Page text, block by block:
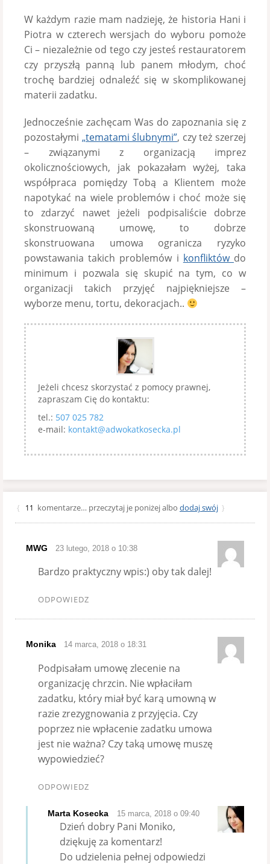
W każdym razie mam nadzieję, że historia Hani i
Piotra w czterech wersjach do wyboru pomoże
Ci – niezależnie od tego czy jesteś restauratorem
czy przyszłą panną lub panem młodym, choć
trochę bardziej odnaleźć się w skomplikowanej
materii zadatku.
Jednocześnie zachęcam Was do zapoznania się z
pozostałymi „tematami ślubnymi”, czy też szerzej
– związanymi z organizacją imprez
okolicznościowych, jak pokazałam wyżej, taka
współpraca pomiędzy Tobą a Klientem może
napotykać na wiele problemów i choć może się
to zdarzyć nawet jeżeli podpisaliście dobrze
skonstruowaną umowę, to dobrze
skonstruowana umowa ogranicza ryzyko
powstawania takich problemów i konfliktów do
minimum i pozwala się skupić na tym, co w
organizacji takich przyjęć najpiękniejsze –
wyborze menu, tortu, dekoracjach..
Jeżeli chcesz skorzystać z pomocy prawnej,
zapraszam Cię do kontaktu:
tel.: 507 025 782
e-mail: kontakt@adwokatkosecka.pl
{ 11 komentarze… przeczytaj je poniżej albo dodaj swój }
MWG 23 lutego, 2018 o 10:38
Bardzo praktyczny wpis:) oby tak dalej!
ODPOWIEDZ
Monika 14 marca, 2018 o 18:31
Podpisałam umowę zlecenie na
organizację chrzcin. Nie wpłaciłam
zadatku, który miał być karą umowną w
razie zrezygnowania z przyjęcia. Czy
poprzez nie wpłacenie zadatku umowa
jest nie ważna? Czy taką umowę muszę
wypowiedzieć?
ODPOWIEDZ
Marta Kosecka 15 marca, 2018 o 09:40
Dzień dobry Pani Moniko,
dziękuję za komentarz!
Do udzielenia pełnej odpowiedzi